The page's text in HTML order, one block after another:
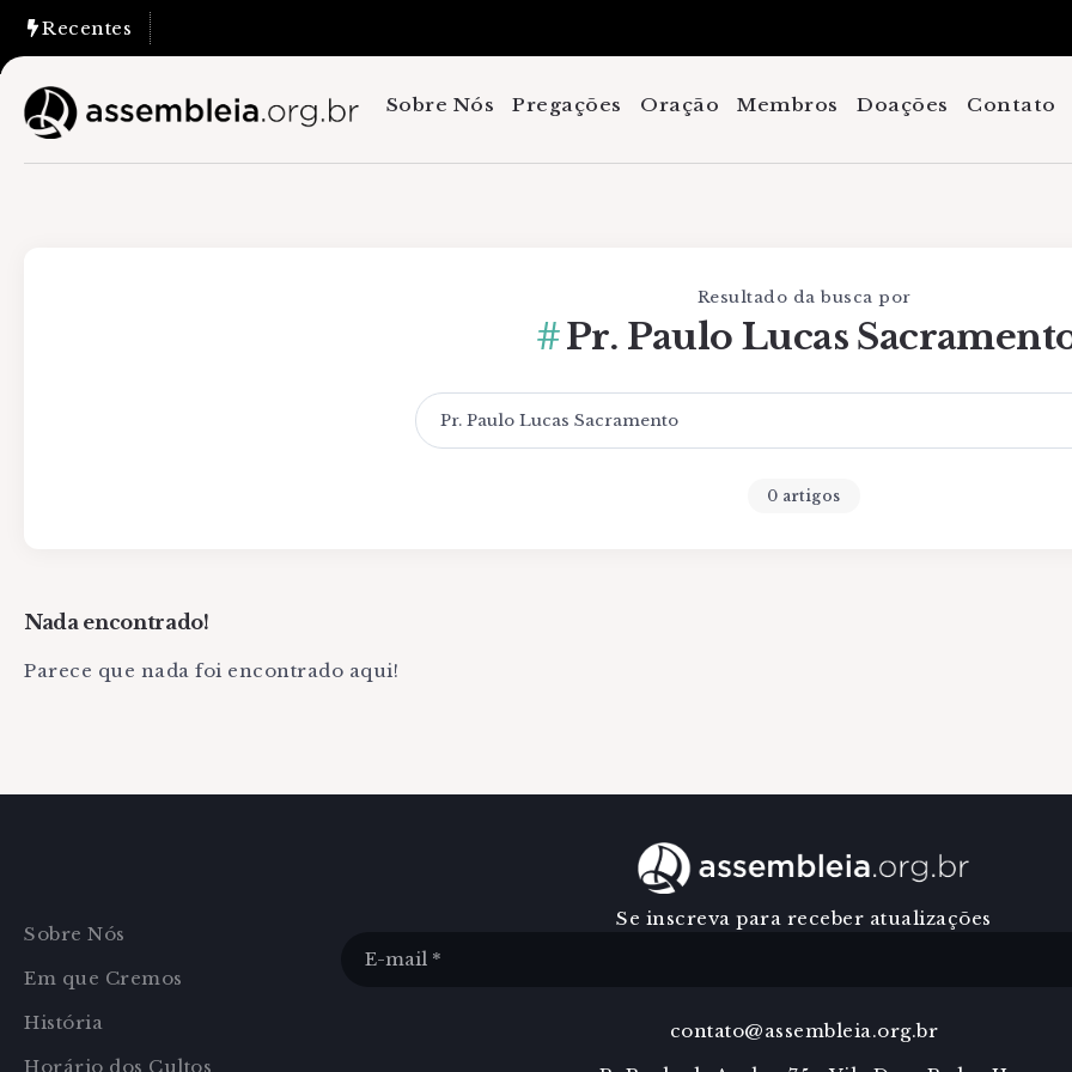
Recentes
Sobre Nós Pregações Oração Membros Doações Contato
Resultado da busca por
Pr. Paulo Lucas
0 artigos
Nada encontrado!
Parece que nada foi encontrado aqui!
Sobre Nós
Em que Cremos
História
Horário dos Cultos
Se inscreva para receber atualizações
contato@assembleia.org.br